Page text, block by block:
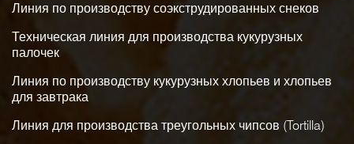
Линия по производству соэкструдированных снеков
Техническая линия для производства кукурузных
палочек
Линия по производству кукурузных хлопьев и хлопьев
для завтрака
Линия для производства треугольных чипсов (Tortilla)